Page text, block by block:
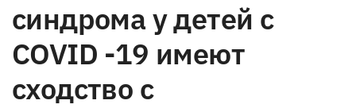
синдрома у детей с
COVID -19 имеют
сходство с